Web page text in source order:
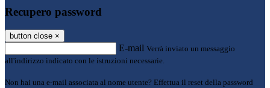
Recupero password
button close ×
E-mail Verrà inviato un messaggio
all'indirizzo indicato con le istruzioni necessarie.
Non hai una e-mail associata al nome utente? Effettua il reset della password